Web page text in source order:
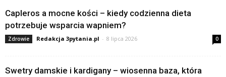
Capleros a mocne kości – kiedy codzienna dieta
potrzebuje wsparcia wapniem?
Zdrowie Redakcja 3pytania.pl - 8 lipca 2026 0
Swetry damskie i kardigany – wiosenna baza, która